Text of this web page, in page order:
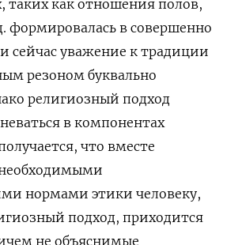
таких как отношения полов,
формировалась в совершенно
сейчас уважение к традиции
резоном буквально
религиозный подход
в компонентах
что вместе
нормами этики человеку,
подход, приходится
не объяснимые